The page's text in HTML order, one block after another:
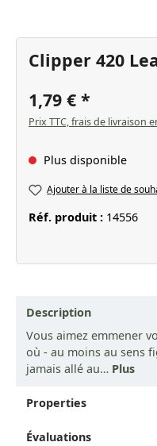
Clipper 420
1,79 €
Prix TTC, frais de livraison
Plus disponible
Ajouter à la liste de
Réf. produit : 14556
Description
Vous aimez emmener
où - au moins au sens
jamais allé au… Plus
Properties
Évaluations